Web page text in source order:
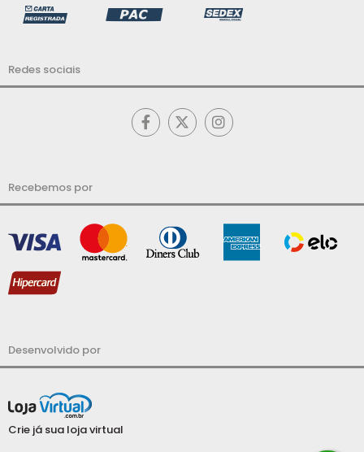
Redes sociais
Recebemos por
Desenvolvido por
Crie já sua loja virtual